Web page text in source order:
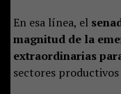
En esa línea, el
magnitud de la
extraordinarias
sectores